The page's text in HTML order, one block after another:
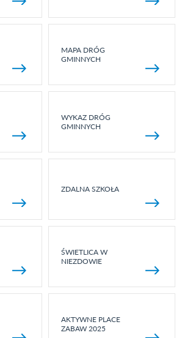
MAPA DRÓG
GMINNYCH
WYKAZ DRÓG
GMINNYCH
ZDALNA SZKOŁA
ŚWIETLICA W
NIEZDOWIE
AKTYWNE PLACE
ZABAW 2025